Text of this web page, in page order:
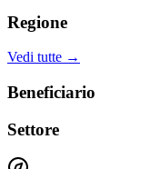
Regione
Vedi tutte →
Beneficiario
Settore